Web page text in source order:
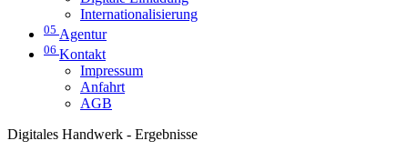
Internationalisierung
05 Agentur
06 Kontakt
Impressum
Anfahrt
AGB
Digitales Handwerk - Ergebnisse